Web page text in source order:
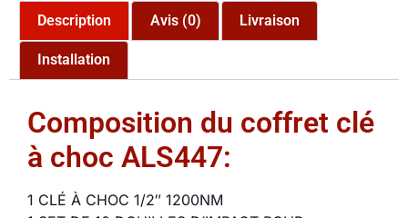
Description Avis (0) Livraison
Installation
Composition du coffret clé
à choc ALS447:
1 CLÉ À CHOC 1/2″ 1200NM